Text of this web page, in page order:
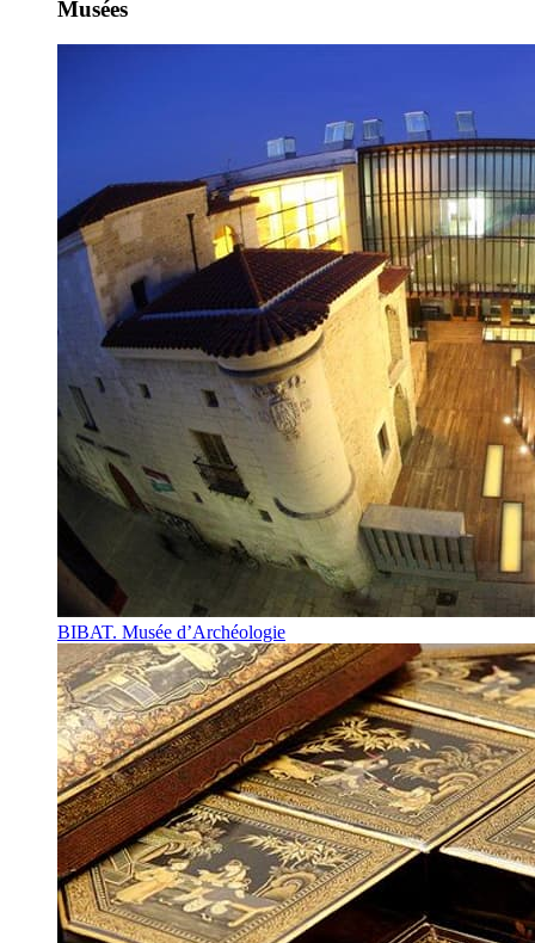
Musées
BIBAT. Musée d’Archéologie